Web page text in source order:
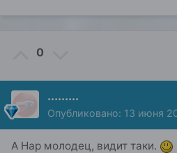
0
.........
Опубликовано: 13 июня
А Нар молодец, видит таки.